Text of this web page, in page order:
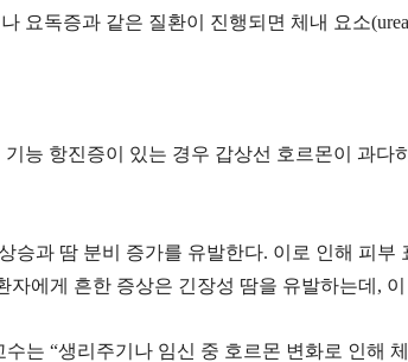
요독증과 같은 질환이 진행되면 체내 요소
능 항진증이 있는 경우 갑상선 호르몬이 과다
과 땀 분비 증가를 유발한다. 이로 인해 피
에게 흔한 증상은 긴장성 땀을 유발하는데,
는 “생리주기나 임신 중 호르몬 변화로 인해